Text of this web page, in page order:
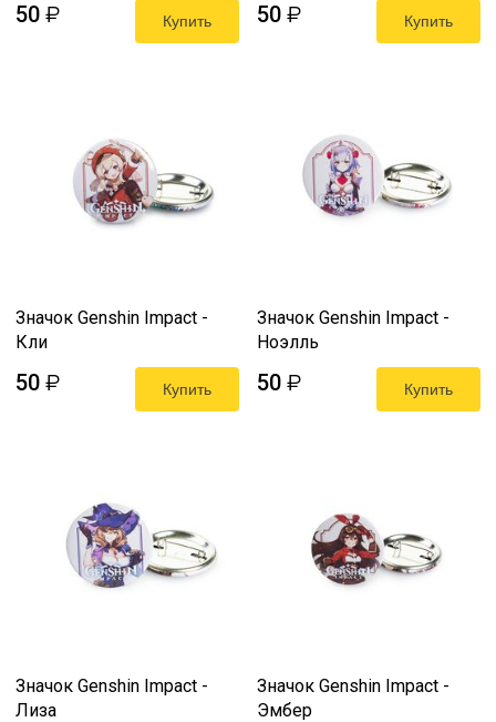
50 ₽ Купить 50 ₽ Купить
Значок Genshin Impact -
Кли
50 ₽ Купить
Значок Genshin Impact -
Ноэлль
50 ₽ Купить
Значок Genshin Impact -
Лиза
Значок Genshin Impact -
Эмбер